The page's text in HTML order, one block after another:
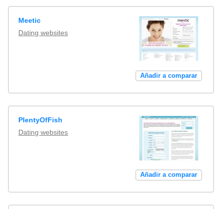
Meetic
Dating websites
Añadir a comparar
PlentyOfFish
Dating websites
Añadir a comparar